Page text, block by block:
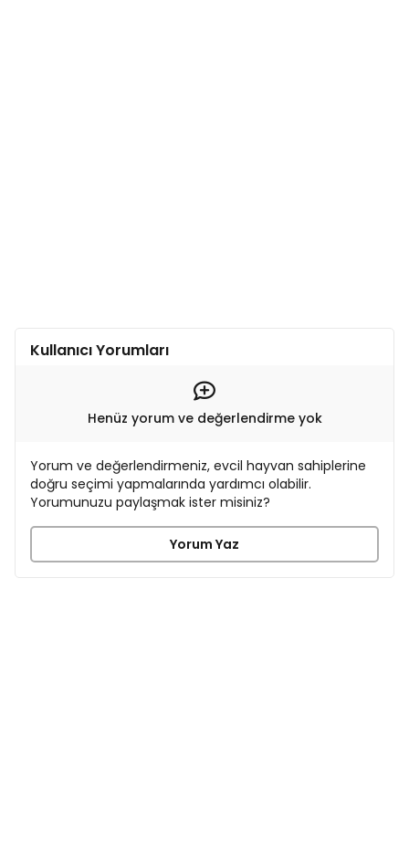
Kullanıcı Yorumları
Henüz yorum ve değerlendirme yok
Yorum ve değerlendirmeniz, evcil hayvan sahiplerine
doğru seçimi yapmalarında yardımcı olabilir.
Yorumunuzu paylaşmak ister misiniz?
Yorum Yaz